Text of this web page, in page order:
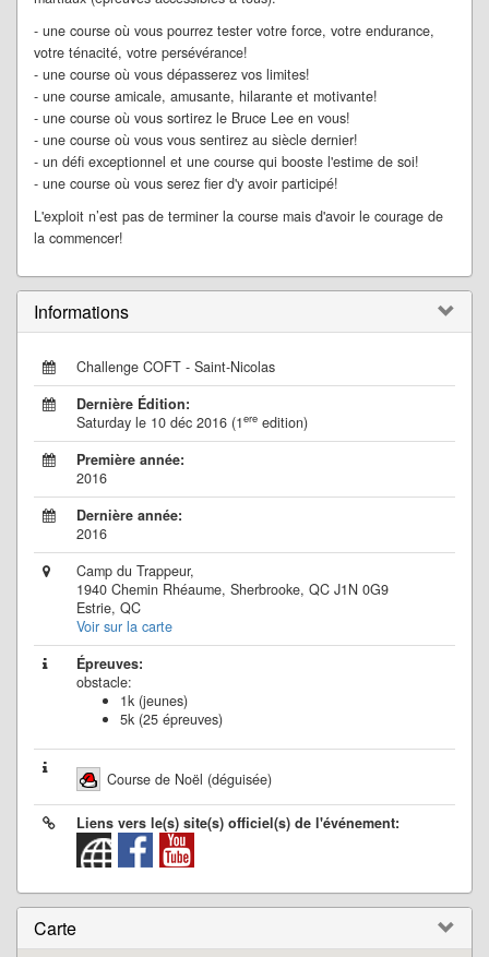
- une course où vous pourrez tester votre force, votre endurance,
votre ténacité, votre persévérance!
- une course où vous dépasserez vos limites!
- une course amicale, amusante, hilarante et motivante!
- une course où vous sortirez le Bruce Lee en vous!
- une course où vous vous sentirez au siècle dernier!
- un défi exceptionnel et une course qui booste l'estime de soi!
- une course où vous serez fier d'y avoir participé!
L'exploit n’est pas de terminer la course mais d'avoir le courage de
la commencer!
Informations
Challenge COFT - Saint-Nicolas
Dernière Édition:
Saturday le 10 déc 2016 (1ere edition)
Première année:
2016
Dernière année:
2016
Camp du Trappeur,
1940 Chemin Rhéaume, Sherbrooke, QC J1N 0G9
Estrie, QC
Voir sur la carte
Épreuves:
obstacle:
1k (jeunes)
5k (25 épreuves)
Course de Noël (déguisée)
Liens vers le(s) site(s) officiel(s) de l'événement:
Carte